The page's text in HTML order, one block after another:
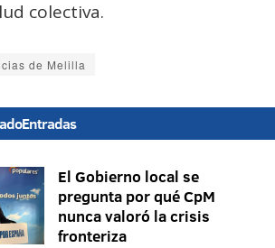
colectiva.
de Melilla
Entradas
El Gobierno local se
pregunta por qué CpM
nunca valoró la crisis
fronteriza